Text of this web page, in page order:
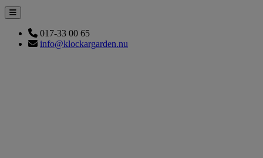
017-33 00 65
info@klockargarden.nu